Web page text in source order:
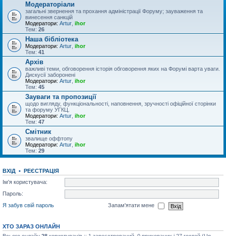
Модераторіали
загальні звернення та прохання адміністрації Форуму; зауваження та
винесення санкцій
Модератори: Artur ihor
Тем: 26
Наша бібліотека
Модератори: Artur ihor
Тем: 41
Архів
важливі теми, обговорення історія обговорення яких на Форумі варта уваги.
Дискусії заборонені
Модератори: Artur ihor
Тем: 45
Зауваги та пропозиції
щодо вигляду, функціональності, наповнення, зручності офіційної сторінки
та форуму УГКЦ.
Модератори: Artur ihor
Тем: 47
Смітник
звалище оффтопу
Модератори: Artur ihor
Тем: 29
ВХІД • РЕЄСТРАЦІЯ
Ім'я користувача:
Пароль:
Я забув свій пароль
Запам'ятати мене
ХТО ЗАРАЗ ОНЛАЙН